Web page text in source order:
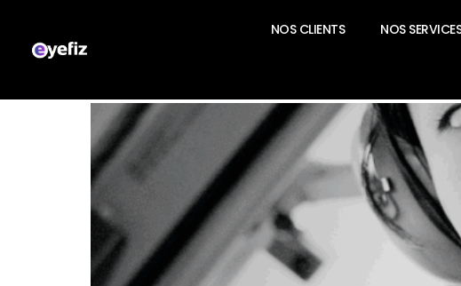
NOS CLIENTS NOS
Carrière